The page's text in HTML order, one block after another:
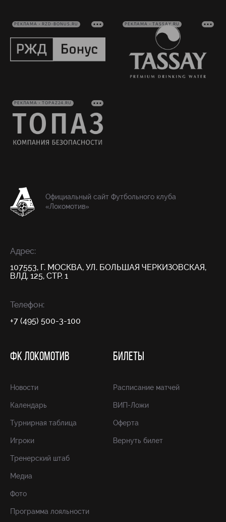
РЕКЛАМА • RZD-BONUS.RU РЕКЛАМА • TASSAY.RU
РЕКЛАМА • TOPAZ24.RU
Официальный сайт Футбольного клуба
«Локомотив»
Адрес:
107553, Г. МОСКВА, УЛ. БОЛЬШАЯ ЧЕРКИЗОВСКАЯ,
ВЛД. 125, СТР. 1
Телефон:
+7 (495) 500-3-100
ФК ЛОКОМОТИВ
Новости
Календарь
Турнирная таблица
Игроки
Тренерский штаб
Медиа
Фото
Программа лояльности
БИЛЕТЫ
Расписание матчей
ВИП-Ложи
Оферта
Вернуть билет